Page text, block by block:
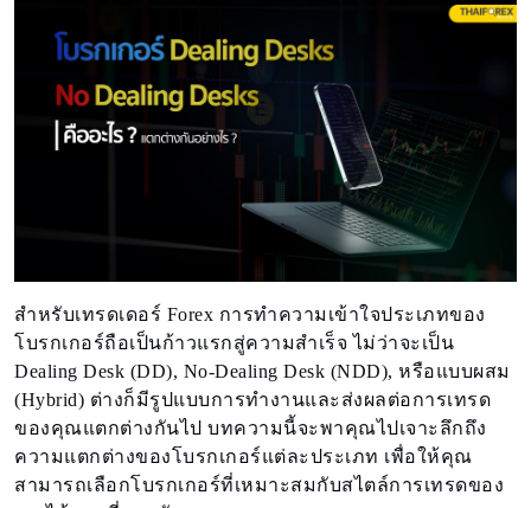
สำหรับเทรดเดอร์ Forex การทำความเข้าใจประเภทของ
โบรกเกอร์ถือเป็นก้าวแรกสู่ความสำเร็จ ไม่ว่าจะเป็น
Dealing Desk (DD), No-Dealing Desk (NDD), หรือแบบผสม
(Hybrid) ต่างก็มีรูปแบบการทำงานและส่งผลต่อการเทรด
ของคุณแตกต่างกันไป บทความนี้จะพาคุณไปเจาะลึกถึง
ความแตกต่างของโบรกเกอร์แต่ละประเภท เพื่อให้คุณ
สามารถเลือกโบรกเกอร์ที่เหมาะสมกับสไตล์การเทรดของ